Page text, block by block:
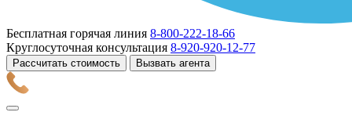
Бесплатная горячая линия 8-800-222-18-66
Круглосуточная консультация 8-920-920-12-77
Рассчитать стоимость Вызвать агента